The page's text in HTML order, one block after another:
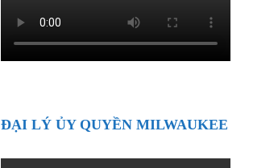
ĐẠI LÝ ỦY QUYỀN MILWAUKEE